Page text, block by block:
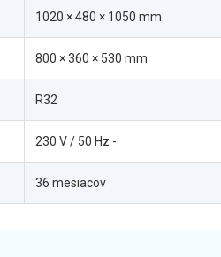
1020 × 480 × 1050 mm
800 × 360 × 530 mm
R32
230 V / 50 Hz -
36 mesiacov